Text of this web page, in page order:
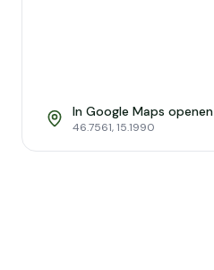
In Google Maps openen
46.7561,15.1990